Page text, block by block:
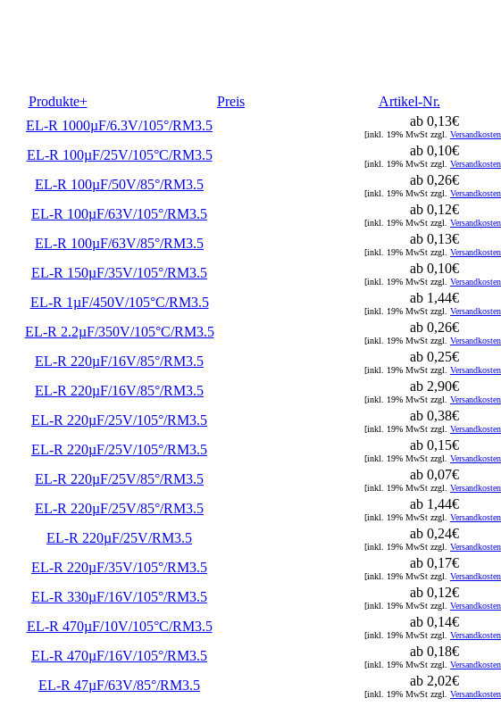
Produkte+ Preis Artikel-Nr.
EL-R 1000µF/6.3V/105°/RM3.5 ab 0,13€
[inkl. 19% MwSt zzgl. Versandkosten
EL-R 100µF/25V/105°C/RM3.5 ab 0,10€
[inkl. 19% MwSt zzgl. Versandkosten
EL-R 100µF/50V/85°/RM3.5 ab 0,26€
[inkl. 19% MwSt zzgl. Versandkosten
EL-R 100µF/63V/105°/RM3.5 ab 0,12€
[inkl. 19% MwSt zzgl. Versandkosten
EL-R 100µF/63V/85°/RM3.5 ab 0,13€
[inkl. 19% MwSt zzgl. Versandkosten
EL-R 150µF/35V/105°/RM3.5 ab 0,10€
[inkl. 19% MwSt zzgl. Versandkosten
EL-R 1µF/450V/105°C/RM3.5 ab 1,44€
[inkl. 19% MwSt zzgl. Versandkosten
EL-R 2.2µF/350V/105°C/RM3.5 ab 0,26€
[inkl. 19% MwSt zzgl. Versandkosten
EL-R 220µF/16V/85°/RM3.5 ab 0,25€
[inkl. 19% MwSt zzgl. Versandkosten
EL-R 220µF/16V/85°/RM3.5 ab 2,90€
[inkl. 19% MwSt zzgl. Versandkosten
EL-R 220µF/25V/105°/RM3.5 ab 0,38€
[inkl. 19% MwSt zzgl. Versandkosten
EL-R 220µF/25V/105°/RM3.5 ab 0,15€
[inkl. 19% MwSt zzgl. Versandkosten
EL-R 220µF/25V/85°/RM3.5 ab 0,07€
[inkl. 19% MwSt zzgl. Versandkosten
EL-R 220µF/25V/85°/RM3.5 ab 1,44€
[inkl. 19% MwSt zzgl. Versandkosten
EL-R 220µF/25V/RM3.5 ab 0,24€
[inkl. 19% MwSt zzgl. Versandkosten
EL-R 220µF/35V/105°/RM3.5 ab 0,17€
[inkl. 19% MwSt zzgl. Versandkosten
EL-R 330µF/16V/105°/RM3.5 ab 0,12€
[inkl. 19% MwSt zzgl. Versandkosten
EL-R 470µF/10V/105°C/RM3.5 ab 0,14€
[inkl. 19% MwSt zzgl. Versandkosten
EL-R 470µF/16V/105°/RM3.5 ab 0,18€
[inkl. 19% MwSt zzgl. Versandkosten
EL-R 47µF/63V/85°/RM3.5 ab 2,02€
[inkl. 19% MwSt zzgl. Versandkosten